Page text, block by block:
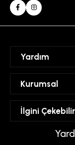
Yardım
Hesabım
Favorilerim
Kurumsal
Mesafeli Satış
Üyelik Sözleşmesi
Gizlilik ve Güvenlik
İlgini Çekebilir